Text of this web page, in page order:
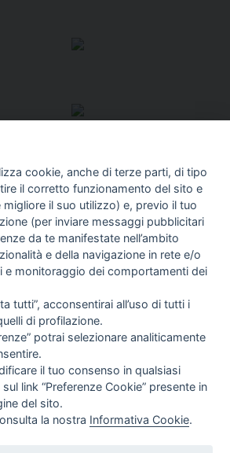
Vedi tutti
Costante | Registrazione al Tribunale Civile
cookie, anche di terze parti, di tipo
il corretto funzionamento del sito e
migliore il suo utilizzo) e, previo il tuo
(per inviare messaggi pubblicitari
da te manifestate nell’ambito
e della navigazione in rete e/o
e monitoraggio dei comportamenti dei
tutti”, acconsentirai all’uso di tutti i
di profilazione.
potrai selezionare analiticamente
il tuo consenso in qualsiasi
link “Preferenze Cookie” presente in
del sito.
la nostra Informativa Cookie.